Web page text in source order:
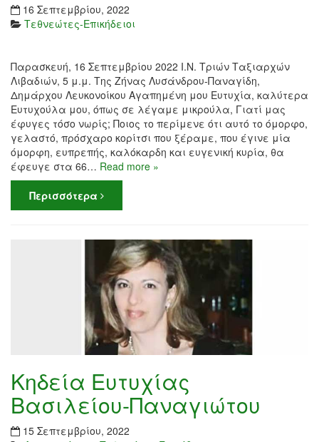
16 Σεπτεμβρίου, 2022
Τεθνεώτες-Επικήδειοι
Παρασκευή, 16 Σεπτεμβρίου 2022 Ι.Ν. Τριών Ταξιαρχών
Λιβαδιών, 5 μ.μ. Της Ζήνας Λυσάνδρου-Παναγίδη,
Δημάρχου Λευκονοίκου Αγαπημένη μου Ευτυχία, καλύτερα
Ευτυχούλα μου, όπως σε λέγαμε μικρούλα, Γιατί μας
έφυγες τόσο νωρίς; Ποιος το περίμενε ότι αυτό το όμορφο,
γελαστό, πρόσχαρο κορίτσι που ξέραμε, που έγινε μία
όμορφη, ευπρεπής, καλόκαρδη και ευγενική κυρία, θα
έφευγε στα 66… Read more »
Περισσότερα
Κηδεία Ευτυχίας
Βασιλείου-Παναγιώτου
15 Σεπτεμβρίου, 2022